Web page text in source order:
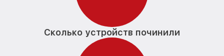
Сколько устройств починили